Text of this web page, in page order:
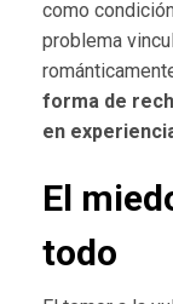
como
problema
forma de
en
El
todo